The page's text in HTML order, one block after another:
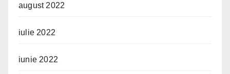
august 2022
iulie 2022
iunie 2022